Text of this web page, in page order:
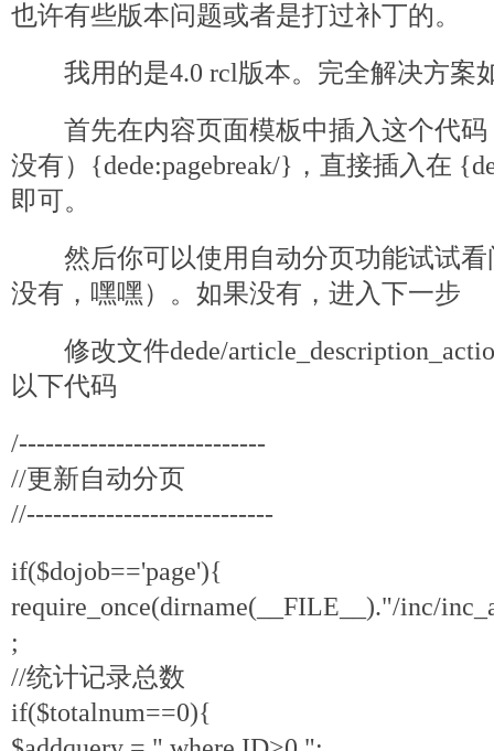
也许有些版本问题或者是打过补丁的。
我用的是4.0 rcl版本。完全解决方案
首先在内容页面模板中插入这个代码
没有）{dede:pagebreak/}，直接插入在
即可。
然后你可以使用自动分页功能试试看
没有，嘿嘿）。如果没有，进入下一步
修改文件dede/
以下代码
/----------------------------
//更新自动分页
//----------------------------
if($dojob=='page'){
require_once(dirname(__FILE__)."/inc/
;
//统计记录总数
if($totalnum==0){